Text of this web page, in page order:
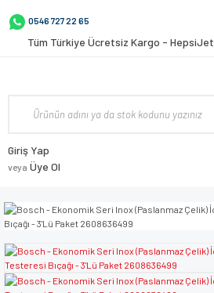
0546 727 22 65
Tüm Türkiye Ücretsiz Kargo - HepsiJet
Giriş Yap
veya Üye Ol